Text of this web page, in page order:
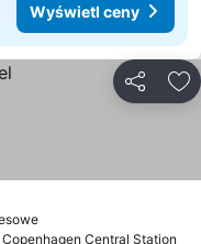
Wyświetl ceny
Central Station